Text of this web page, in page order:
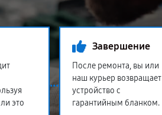
это
Завершение
После ремонта, вы или
наш курьер возвращает
устройство с
гарантийным бланком.